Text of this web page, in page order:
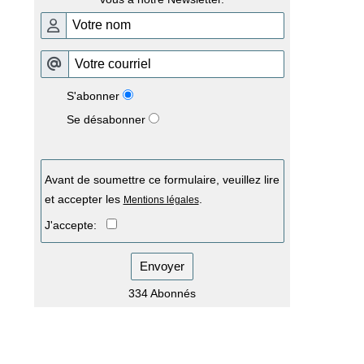
S'abonner
Se désabonner
Avant de soumettre ce formulaire, veuillez lire
et accepter les Mentions légales.
J'accepte:
Envoyer
334 Abonnés